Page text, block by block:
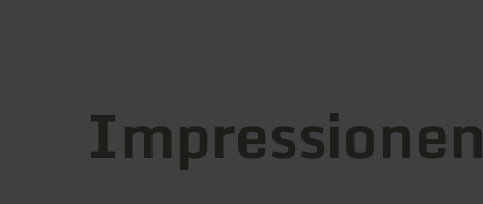
Impressionen